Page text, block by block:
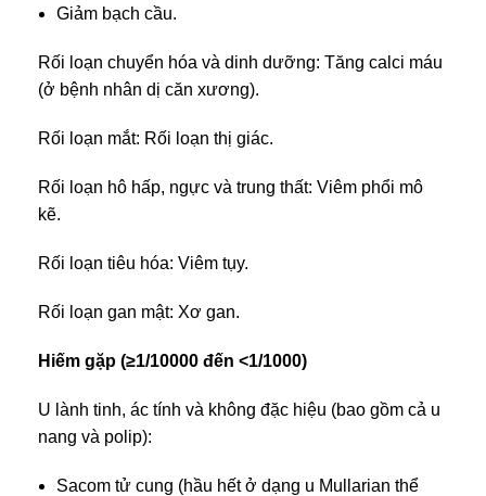
Giảm bạch cầu.
Rối loạn chuyển hóa và dinh dưỡng: Tăng calci máu
(ở bệnh nhân dị căn xương).
Rối loạn mắt: Rối loạn thị giác.
Rối loạn hô hấp, ngực và trung thất: Viêm phổi mô
kẽ.
Rối loạn tiêu hóa: Viêm tụy.
Rối loạn gan mật: Xơ gan.
Hiếm gặp (≥1/10000 đến <1/1000)
U lành tinh, ác tính và không đặc hiệu (bao gồm cả u
nang và polip):
Sacom tử cung (hầu hết ở dạng u Mullarian thể